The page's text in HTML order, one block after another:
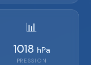
📊
1018 hPa
PRESSION